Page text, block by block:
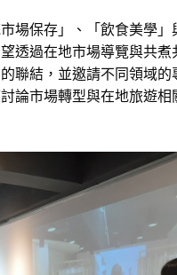
場保存」、「飲食美學」
透過在地市場導覽與共煮
聯結，並邀請不同領域的
論市場轉型與在地旅遊相